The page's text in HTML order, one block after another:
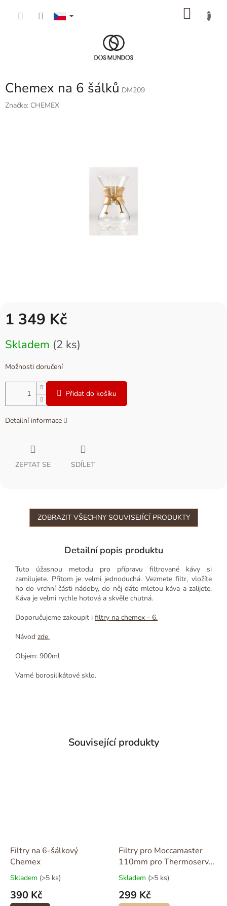
Chemex na 6 šálků DM209
Značka: CHEMEX
1 349 Kč
cena:
Skladem (2 ks)
Možnosti doručení
Přidat do košíku
Detailní informace
ZEPTAT SE SDÍLET
ZOBRAZIT VŠECHNY SOUVISEJÍCÍ PRODUKTY
Detailní popis produktu
Tuto úžasnou metodu pro přípravu filtrované kávy si
zamilujete. Přitom je velmi jednoduchá. Vezmete filtr, vložíte
ho do vrchní části nádoby, do něj dáte mletou káva a zalijete.
Káva je velmi rychle hotová a skvěle chutná.
Doporučujeme zakoupit i filtry na chemex - 6.
Návod zde.
Objem: 900ml
Varné borosilikátové sklo.
Související produkty
Filtry na 6-šálkový
Chemex
Skladem (>5 ks)
390 Kč
Filtry pro Moccamaster
110mm pro Thermoserve
a CDT (100ks)
Skladem (>5 ks)
299 Kč